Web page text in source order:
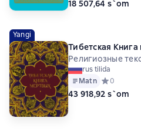
18 507,64 s`om
Yangi
Тибетская
Религиозные
rus tilida
Matn Средний
0
43 918,92 s`om